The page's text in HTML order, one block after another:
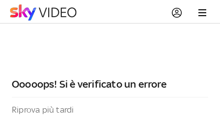
Ooooops! Si è verificato un errore
Riprova più tardi